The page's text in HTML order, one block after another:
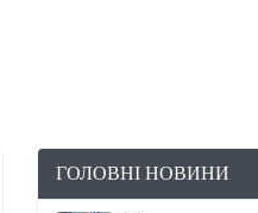
ГОЛОВНІ НОВИНИ